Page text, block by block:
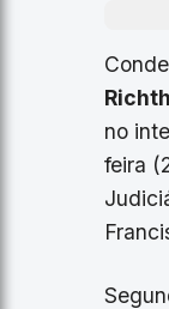
no
feira